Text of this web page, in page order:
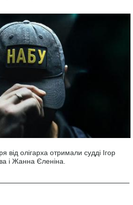
від олігарха отримали судді Ігор
і Жанна Єленіна.